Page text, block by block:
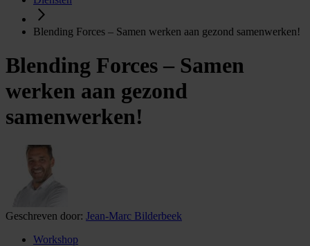
Blending Forces – Samen werken aan gezond samenwerken!
Blending Forces – Samen
werken aan gezond
samenwerken!
Geschreven door: Jean-Marc Bilderbeek
Workshop